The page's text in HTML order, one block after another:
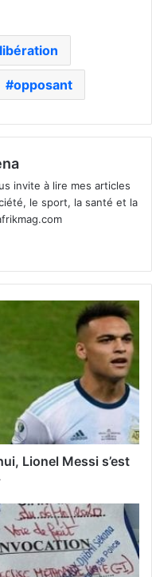
libération
opposant
invite à lire mes articles
le sport, la santé et la
Lionel Messi s’est